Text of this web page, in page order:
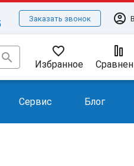
Заказать звонок account_circle
search favorite_border
Избранное
Сервис Блог